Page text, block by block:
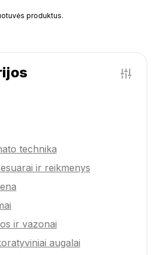
produktus.
technika
ir reikmenys
ir vazonai
augalai